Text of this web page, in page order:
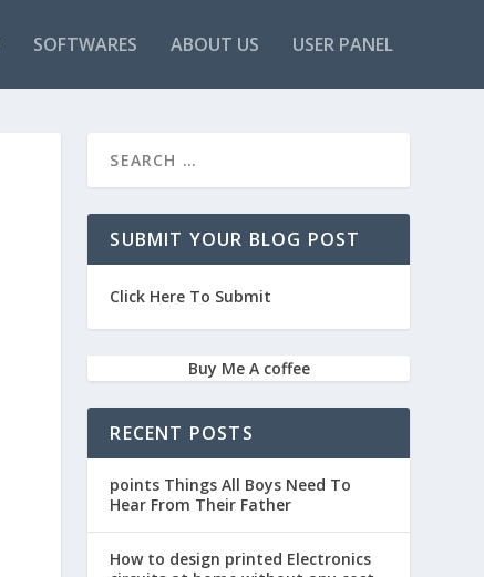
SOFTWARES ABOUT US USER PANEL
SUBMIT YOUR BLOG POST
Click Here To Submit
Buy Me A coffee
RECENT POSTS
points Things All Boys Need To
Hear From Their Father
How to design printed Electronics